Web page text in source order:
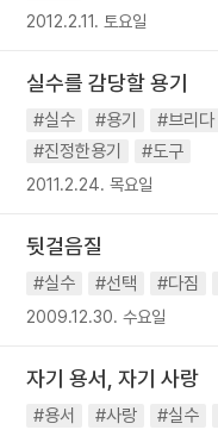
2012.2.11. 토요일
실수를 감당할 용기
#실수 #용기 #브리다
#진정한용기
#도구
2011.2.24. 목요일
뒷걸음질
#실수 #선택 #다짐
2009.12.30. 수요일
자기 용서, 자기 사랑
#용서 #사랑 #실수